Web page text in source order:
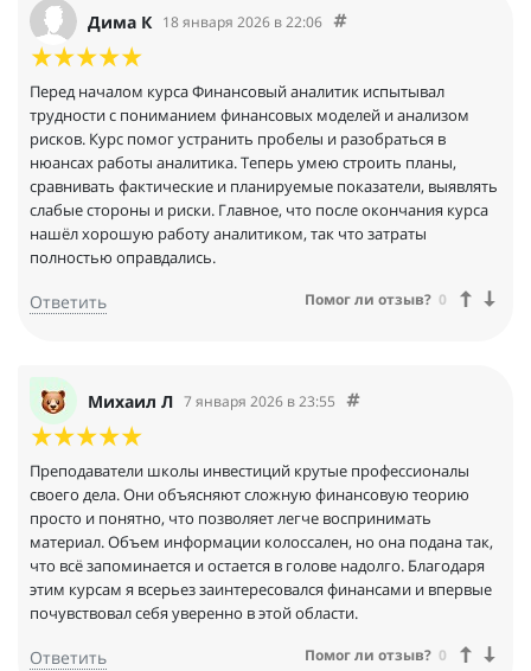
Дима К 18 января 2026 в 22:06
Перед началом курса Финансовый аналитик испытывал
трудности с пониманием финансовых моделей и анализом
рисков. Курс помог устранить пробелы и разобраться в
нюансах работы аналитика. Теперь умею строить планы,
сравнивать фактические и планируемые показатели, выявлять
слабые стороны и риски. Главное, что после окончания курса
нашёл хорошую работу аналитиком, так что затраты
полностью оправдались.
Ответить Помог ли отзыв? 0
Михаил Л 7 января 2026 в 23:55
Преподаватели школы инвестиций крутые профессионалы
своего дела. Они объясняют сложную финансовую теорию
просто и понятно, что позволяет легче воспринимать
материал. Объем информации колоссален, но она подана так,
что всё запоминается и остается в голове надолго. Благодаря
этим курсам я всерьез заинтересовался финансами и впервые
почувствовал себя уверенно в этой области.
Ответить Помог ли отзыв? 0